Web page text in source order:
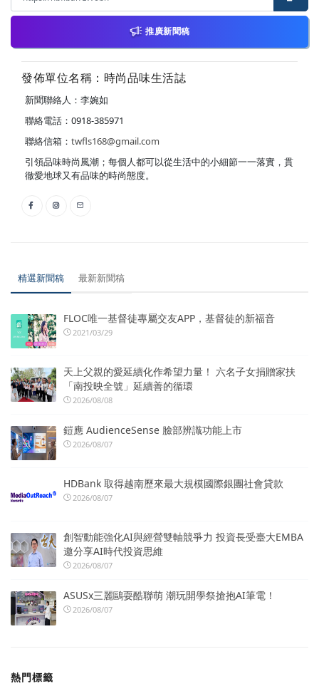
推廣新聞稿
發佈單位名稱：時尚品味生活誌
新聞聯絡人：李婉如
聯絡電話：0918-385971
聯絡信箱： twfls168@gmail.com
引領品味時尚風潮；每個人都可以從生活中的小細節一一落實，貫
徹愛地球又有品味的時尚態度。
精選新聞稿 最新新聞稿
FLOC唯一基督徒專屬交友APP，基督徒的新福音
2021/03/29
天上父親的愛延續化作希望力量！ 六名子女捐贈家扶
「南投映全號」延續善的循環
2026/08/08
鎧應 AudienceSense 臉部辨識功能上市
2026/08/07
HDBank 取得越南歷來最大規模國際銀團社會貸款
2026/08/07
創智動能強化AI與經營雙軸競爭力 投資長受臺大EMBA
邀分享AI時代投資思維
2026/08/07
ASUSx三麗鷗耍酷聯萌 潮玩開學祭搶抱AI筆電！
2026/08/07
熱門標籤